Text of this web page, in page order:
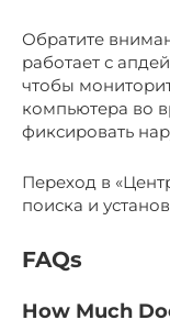
Обратите
работает с
чтобы
компьютера во
фиксировать
Переход в
поиска и
FAQs
How Much